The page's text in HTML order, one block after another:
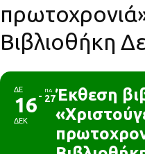
Βιβλιοθήκη
ΔΕ
16
ΔΕΚ
ΠΑ
27Έκθεση